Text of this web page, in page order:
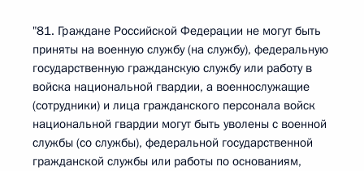
"81. Граждане Российской Федерации не могут быть
приняты на военную службу (на службу), федеральную
государственную гражданскую службу или работу в
войска национальной гвардии, а военнослужащие
(сотрудники) и лица гражданского персонала войск
национальной гвардии могут быть уволены с военной
службы (со службы), федеральной государственной
гражданской службы или работы по основаниям,